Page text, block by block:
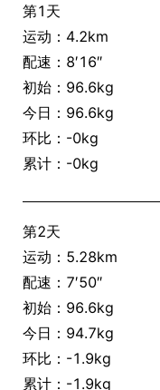
第1天
运动：4.2km
配速：8′16″
初始：96.6kg
今日：96.6kg
环比：-0kg
累计：-0kg
第2天
运动：5.28km
配速：7′50″
初始：96.6kg
今日：94.7kg
环比：-1.9kg
累计：-1.9kg